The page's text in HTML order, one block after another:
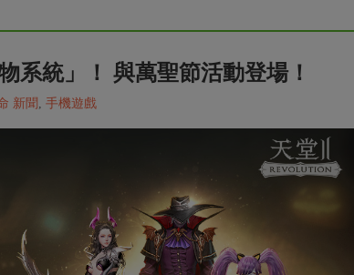
系統」！ 與萬聖節活動登場！
新聞 手機遊戲